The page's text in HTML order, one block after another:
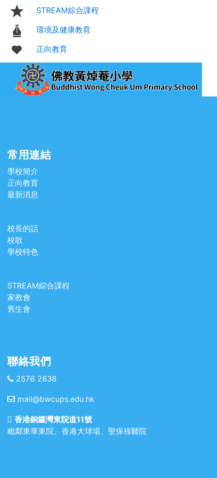
STREAM綜合課程
環境及健康教育
正向教育
常用連結
學校簡介
正向教育
最新消息
校長的話
校歌
學校特色
STREAM綜合課程
家教會
舊生會
聯絡我們
2576 2638
mail@bwcups.edu.hk
香港銅鑼灣東院道11號
毗鄰東華東院、香港大球場、聖保祿醫院